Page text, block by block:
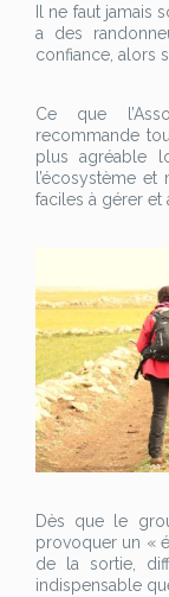
Il ne faut jamais
a des
confiance, alors
Ce que
recommande
plus agréable
l’écosystème
faciles à gérer et
Dès que le
provoquer un «
de la sortie,
indispensable